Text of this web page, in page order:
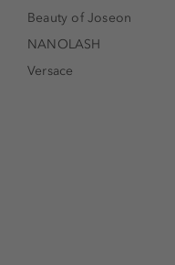
Beauty of Joseon
NANOLASH
Versace